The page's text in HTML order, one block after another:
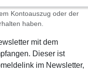
Kontoauszug oder der
haben.
mit dem
Dieser ist
im Newsletter,